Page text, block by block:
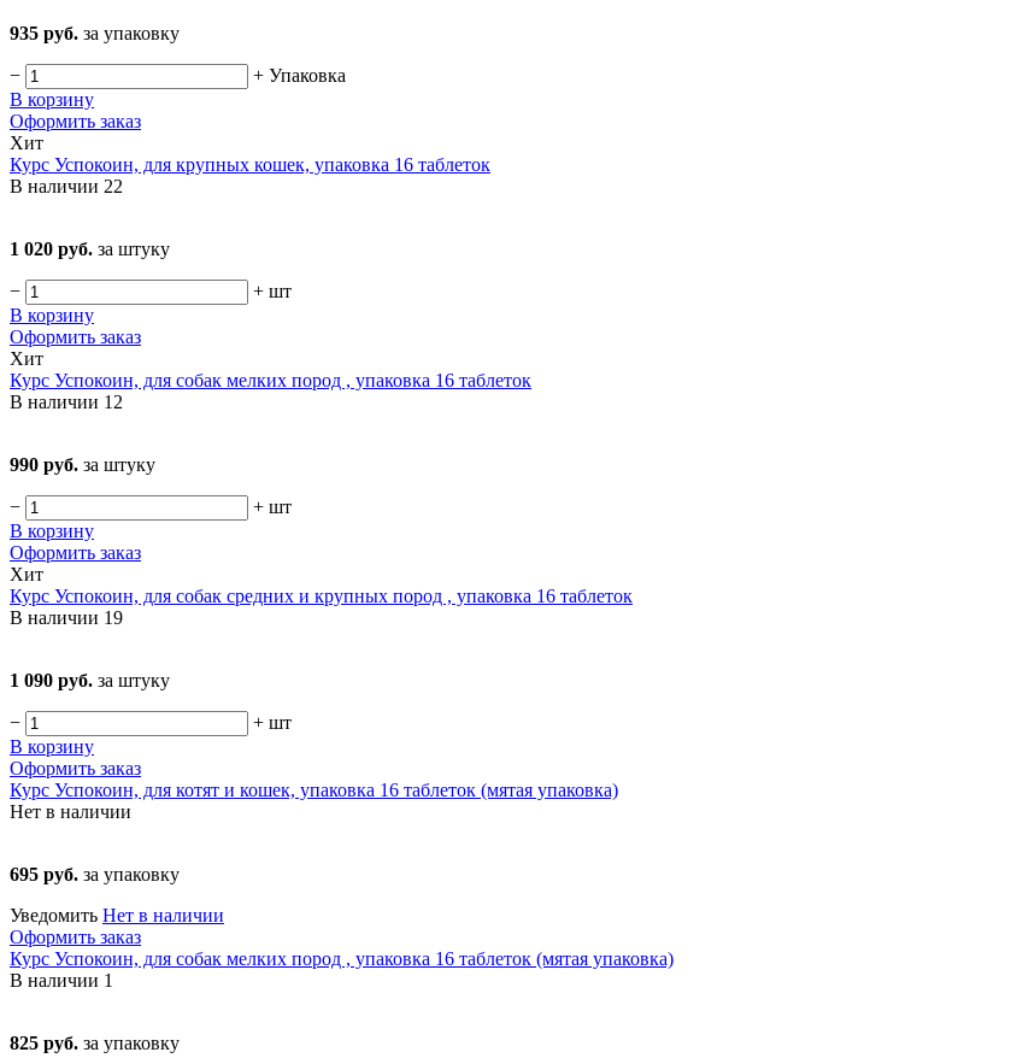
935 руб. за упаковку
− + Упаковка
В корзину
Оформить заказ
Хит
Курс Успокоин, для крупных кошек, упаковка 16 таблеток
В наличии 22
1 020 руб. за штуку
− + шт
В корзину
Оформить заказ
Хит
Курс Успокоин, для собак мелких пород , упаковка 16 таблеток
В наличии 12
990 руб. за штуку
− + шт
В корзину
Оформить заказ
Хит
Курс Успокоин, для собак средних и крупных пород , упаковка 16 таблеток
В наличии 19
1 090 руб. за штуку
− + шт
В корзину
Оформить заказ
Курс Успокоин, для котят и кошек, упаковка 16 таблеток (мятая упаковка)
Нет в наличии
695 руб. за упаковку
Уведомить Нет в наличии
Оформить заказ
Курс Успокоин, для собак мелких пород , упаковка 16 таблеток (мятая упаковка)
В наличии 1
825 руб. за упаковку